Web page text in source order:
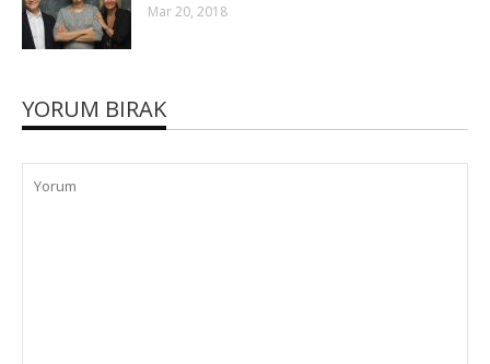
Mar 20, 2018
YORUM BIRAK